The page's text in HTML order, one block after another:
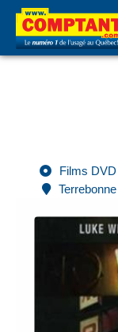
Films DVD
Terrebonne